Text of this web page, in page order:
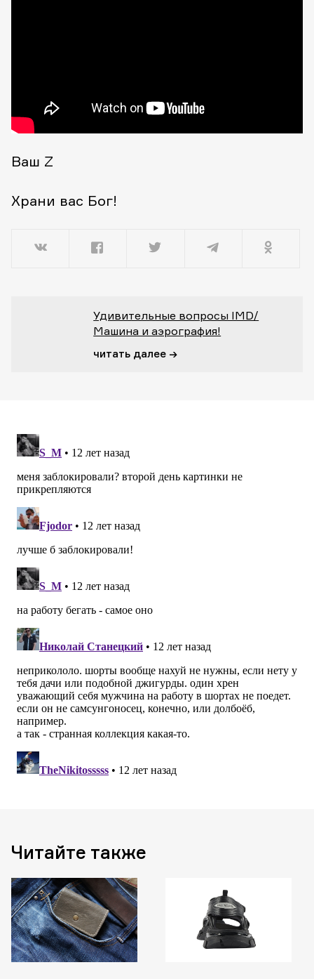
Ваш Z
Храни вас Бог!
Удивительные вопросы IMD/
Машина и аэрография!
читать далее →
Читайте также